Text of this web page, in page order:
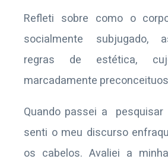
Refleti sobre como o
socialmente subjugado,
regras de estética,
marcadamente
Quando passei a
senti o meu discurso
os cabelos. Avaliei a